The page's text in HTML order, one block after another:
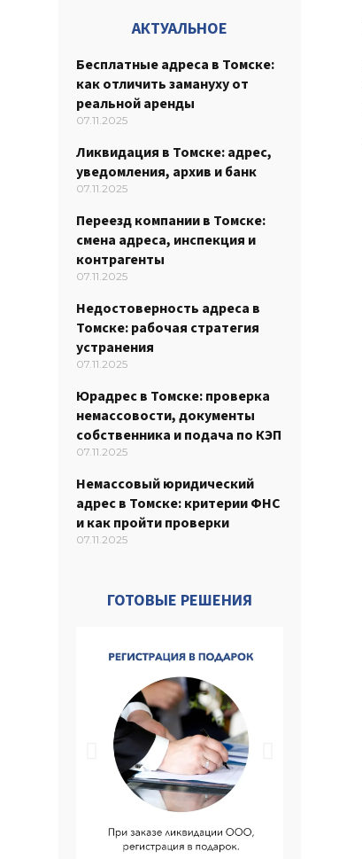
АКТУАЛЬНОЕ
Бесплатные адреса в Томске:
как отличить замануху от
реальной аренды
07.11.2025
Ликвидация в Томске: адрес,
уведомления, архив и банк
07.11.2025
Переезд компании в Томске:
смена адреса, инспекция и
контрагенты
07.11.2025
Недостоверность адреса в
Томске: рабочая стратегия
устранения
07.11.2025
Юрадрес в Томске: проверка
немассовости, документы
собственника и подача по КЭП
07.11.2025
Немассовый юридический
адрес в Томске: критерии ФНС
и как пройти проверки
07.11.2025
ГОТОВЫЕ РЕШЕНИЯ